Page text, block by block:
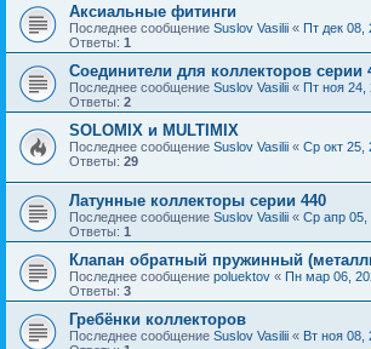
Аксиальные фитинги
Последнее сообщение Suslov Vasilii « Пт дек 08,
Ответы: 1
Соединители для коллекторов серии
Последнее сообщение Suslov Vasilii « Пт ноя 24,
Ответы: 2
SOLOMIX и MULTIMIX
Последнее сообщение Suslov Vasilii « Ср окт 25,
Ответы: 29
Латунные коллекторы серии 440
Последнее сообщение Suslov Vasilii « Ср апр 05,
Ответы: 1
Клапан обратный пружинный
Последнее сообщение poluektov « Пн мар 06,
Ответы: 3
Гребёнки коллекторов
Последнее сообщение Suslov Vasilii « Вт ноя 08,